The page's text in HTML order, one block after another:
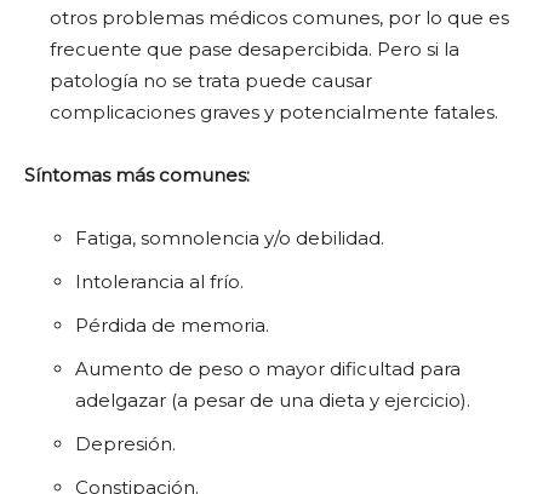
otros problemas médicos comunes, por lo que es
frecuente que pase desapercibida. Pero si la
patología no se trata puede causar
complicaciones graves y potencialmente fatales.
Síntomas más comunes:
Fatiga, somnolencia y/o debilidad.
Intolerancia al frío.
Pérdida de memoria.
Aumento de peso o mayor dificultad para
adelgazar (a pesar de una dieta y ejercicio).
Depresión.
Constipación.